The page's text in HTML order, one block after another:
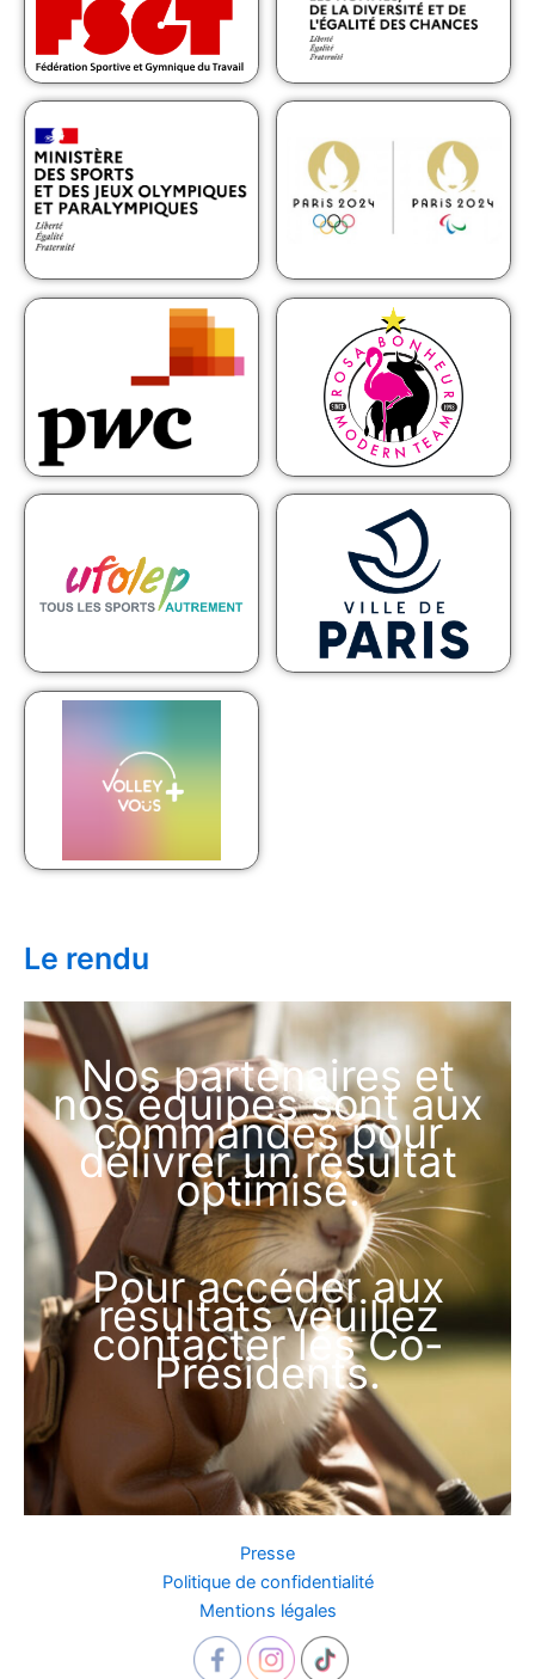
Le rendu
Nos partenaires et
nos équipes sont aux
commandes pour
délivrer un résultat
optimisé.
Pour accéder aux
résultats veuillez
contacter les Co-
Présidents.
Presse
Politique de confidentialité
Mentions légales